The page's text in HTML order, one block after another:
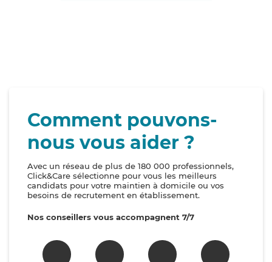
Comment pouvons-
nous vous aider ?
Avec un réseau de plus de 180 000 professionnels,
Click&Care sélectionne pour vous les meilleurs
candidats pour votre maintien à domicile ou vos
besoins de recrutement en établissement.
Nos conseillers vous accompagnent 7/7